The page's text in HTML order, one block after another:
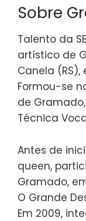
Sobre
Talento da
artístico de
Canela (RS),
Formou-se
de
Técnica
Antes de
queen,
Gramado,
O Grande
Em 2009,